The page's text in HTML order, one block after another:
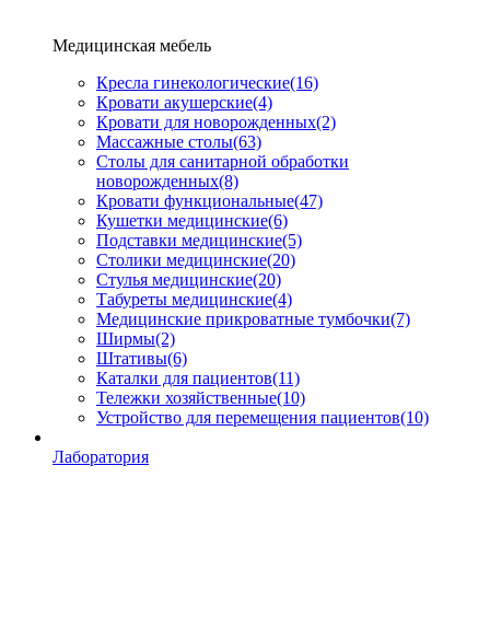
Медицинская мебель
Кресла гинекологические(16)
Кровати акушерские(4)
Кровати для новорожденных(2)
Массажные столы(63)
Столы для санитарной обработки
новорожденных(8)
Кровати функциональные(47)
Кушетки медицинские(6)
Подставки медицинские(5)
Столики медицинские(20)
Стулья медицинские(20)
Табуреты медицинские(4)
Медицинские прикроватные тумбочки(7)
Ширмы(2)
Штативы(6)
Каталки для пациентов(11)
Тележки хозяйственные(10)
Устройство для перемещения пациентов(10)
Лаборатория